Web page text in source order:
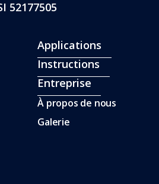
52177505
Applications
Instructions
Entreprise
À propos de nous
Galerie